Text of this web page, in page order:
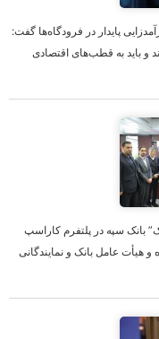
پایدار در فرودگاه‌ها گفت:
و باید به قطب‌های اقتصادی
بانک سپه در پلتفرم کاراسپ
هیأت عامل بانک و نمایندگانی